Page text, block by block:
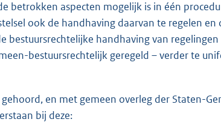
:
b
betrokken aspecten mogelijk is in één
ook de handhaving daarvan te regelen en
bestuursrechtelijke handhaving van
bestuursrechtelijk geregeld – verder te
en met gemeen overleg der Staten-
bij deze: